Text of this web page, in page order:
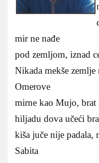
mir ne nađe
pod zemljom, iznad
Nikada mekše
Omerove
mirne kao Mujo, brat
hiljadu dova učeći
kiša juče nije
Sabita